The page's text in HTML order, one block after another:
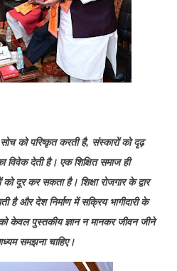
को परिष्कृत करती है, संस्कारों को दृढ़
विवेक देती है। एक शिक्षित समाज ही
दूर कर सकता है। शिक्षा रोजगार के द्वार
है और देश निर्माण में सक्रिय भागीदारी के
को केवल पुस्तकीय ज्ञान न मानकर जीवन जीने
समझना चाहिए।